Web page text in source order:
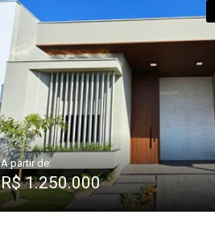
A partir de:
R$ 1.250.000